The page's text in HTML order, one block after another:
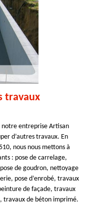
travaux
notre entreprise Artisan
d’autres travaux. En
nous nous mettons à
: pose de carrelage,
de goudron, nettoyage
pose d’enrobé, travaux
de façade, travaux
travaux de béton imprimé.